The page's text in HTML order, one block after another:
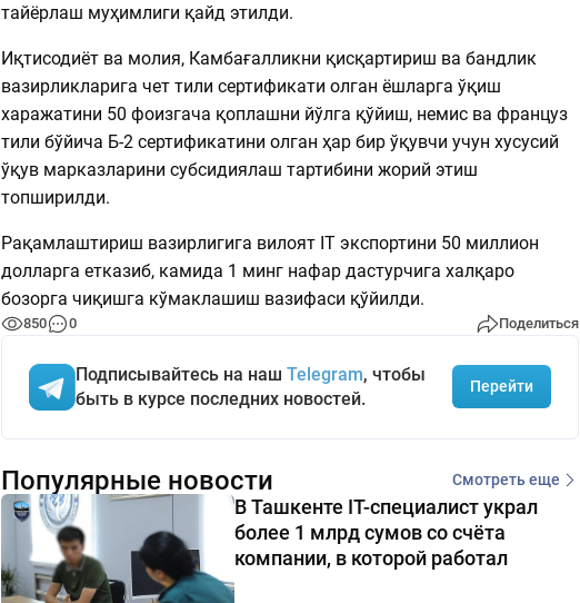
тайёрлаш муҳимлиги қайд этилди.
Иқтисодиёт ва молия, Камбағалликни қисқартириш ва бандлик
вазирликларига чет тили сертификати олган ёшларга ўқиш
харажатини 50 фоизгача қоплашни йўлга қўйиш, немис ва француз
тили бўйича Б-2 сертификатини олган ҳар бир ўқувчи учун хусусий
ўқув марказларини субсидиялаш тартибини жорий этиш
топширилди.
Рақамлаштириш вазирлигига вилоят IT экспортини 50 миллион
долларга етказиб, камида 1 минг нафар дастурчига халқаро
бозорга чиқишга кўмаклашиш вазифаси қўйилди.
850 0 Поделиться
Подписывайтесь на наш Telegram, чтобы
быть в курсе последних новостей.
Перейти
Популярные новости Смотреть еще
В Ташкенте IT-специалист украл
более 1 млрд сумов со счёта
компании, в которой работал